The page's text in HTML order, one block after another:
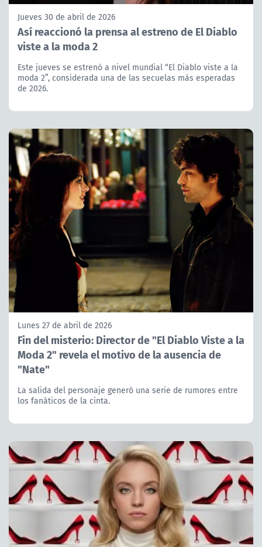
Jueves 30 de abril de 2026
Así reaccionó la prensa al estreno de El Diablo
viste a la moda 2
Este jueves se estrenó a nivel mundial “El Diablo viste a la
moda 2”, considerada una de las secuelas más esperadas
de 2026.
Lunes 27 de abril de 2026
Fin del misterio: Director de "El Diablo Viste a la
Moda 2" revela el motivo de la ausencia de
"Nate"
La salida del personaje generó una serie de rumores entre
los fanáticos de la cinta.